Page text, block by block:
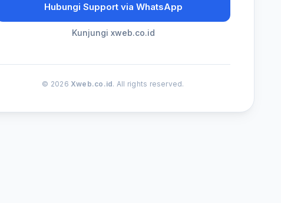
Hubungi Support via WhatsApp
Kunjungi xweb.co.id
© 2026 Xweb.co.id. All rights reserved.